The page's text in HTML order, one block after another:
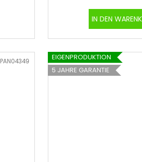
IN DEN
PAN04349
EIGENPRODUKTION
5 JAHRE GARANTIE